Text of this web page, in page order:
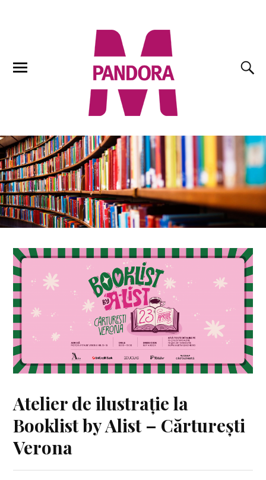
Atelier de ilustrație la
Booklist by Alist – Cărturești
Verona